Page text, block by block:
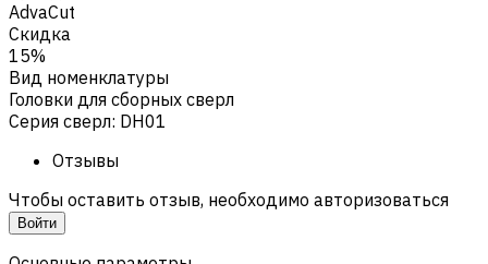
AdvaCut
Скидка
15%
Вид номенклатуры
Головки для сборных сверл
Серия сверл: DH01
Отзывы
Чтобы оставить отзыв, необходимо авторизоваться
Войти